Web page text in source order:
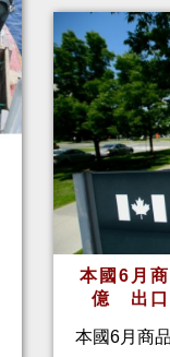
本國6月
億 出口
本國6月商